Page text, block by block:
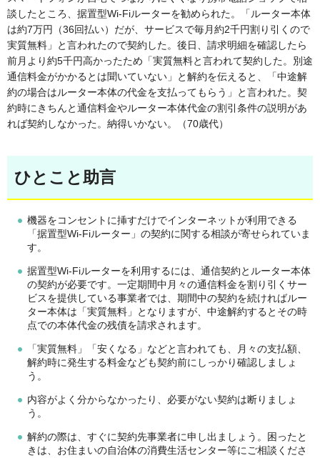
談したところ、据置型Wi-Fiルーターを勧められた。「ルーター本体
は約7万円（36回払い）だが、サービスで毎月約2千円割り引くので
実質無料」と言われたので契約した。後日、請求明細を確認したら
前月より約5千円高かったため「実質無料と言われて契約した。別途
通信料金がかかるとは聞いていない」と解約を伝えると、「中途解
約の場合はルーター本体の代金を支払ってもらう」と言われた。契
約時にきちんと通信料金やルーター本体代金の割引条件の説明があ
れば契約しなかった。納得いかない。（70歳代）
ひとこと助言
機器をコンセントに挿すだけでインターネットが利用できる
「据置型Wi-Fiルーター」の契約に関する相談が寄せられていま
す。
据置型Wi-Fiルーターを利用するには、通信契約とルーター本体
の契約が必要です。一定期間中月々の通信料金を割り引くサー
ビスを提供している事業者では、期間中の契約を続ければルー
ター本体は「実質無料」となりますが、中途解約するとその時
点での本体代金の残債を請求されます。
「実質無料」「安くなる」などと言われても、月々の支払額、
解約時に発生する料金なども契約前にしっかり確認しましょ
う。
内容がよく分からなかったり、必要がない契約は断りましょ
う。
解約の際は、すぐに契約先事業者に申し出ましょう。困ったと
きは、お住まいの自治体の消費生活センター等にご相談くださ